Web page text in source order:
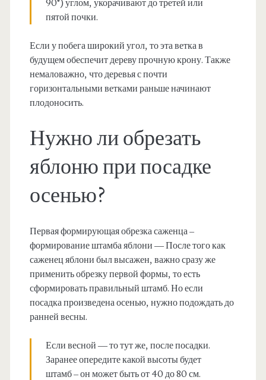
90°) углом, укорачивают до третей или
пятой почки.
Если у побега широкий угол, то эта ветка в
будущем обеспечит дереву прочную крону. Также
немаловажно, что деревья с почти
горизонтальными ветками раньше начинают
плодоносить.
Нужно ли обрезать
яблоню при посадке
осенью?
Первая формирующая обрезка саженца –
формирование штамба яблони — После того как
саженец яблони был высажен, важно сразу же
применить обрезку первой формы, то есть
сформировать правильный штамб. Но если
посадка произведена осенью, нужно подождать до
ранней весны.
Если весной — то тут же, после посадки.
Заранее опередите какой высоты будет
штамб – он может быть от 40 до 80 см.